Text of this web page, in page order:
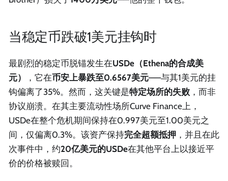
当稳定币跌破1美元挂钩时
最剧烈的稳定币脱锚发生在USDe（Ethena的合成美
元）
，它在币安上暴跌至0.6567美元——与其1美元的挂
钩偏离了35%。然而，这关键是特定场所的失败 ，而非
协议崩溃。在其主要流动性场所Curve Finance上，
USDe在整个危机期间保持在0.997美元至1.00美元之
间，仅偏离0.3%。该资产保持完全超额抵押 ，并且在此
次事件中，约20亿美元的USDe在其他平台上以接近平
价的价格被赎回。